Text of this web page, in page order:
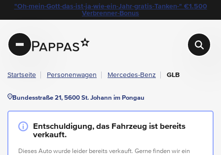
Navigation überspringen
Zum Hauptcontent
Zur Hauptnavigation springen
layout.table-of-content
Technische Daten
Fahrzeugausstattung
Leasing
Standort & Ansprechpartner
Garantie
Ihre Vorteile auf einen Blick
Das könnte Sie auch interessieren
Angebote & Aktionen bei Pappas
"Oh-mein-Gott-das-ist-ja-wie-ein-Jahr-gratis-Tanken-" €1.500
Verbrenner-Bonus
Pappas
Startseite Personenwagen Mercedes-Benz GLB
Bundesstraße 21, 5600 St. Johann im Pongau
Entschuldigung, das Fahrzeug ist bereits
verkauft.
Dieses Auto wurde leider bereits verkauft. Gerne finden wir ein